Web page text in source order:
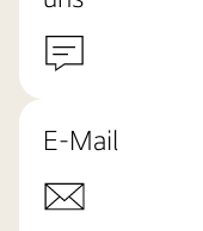
E-Mail